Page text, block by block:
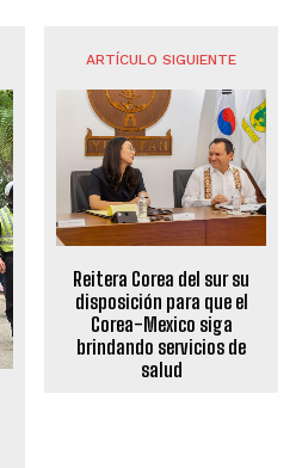
ARTÍCULO SIGUIENTE
Reitera Corea del sur su
disposición para que el
Corea-Mexico siga
brindando servicios de
salud